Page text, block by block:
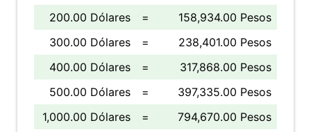
200.00 Dólares
=
158,934.00 Pesos
300.00 Dólares
=
238,401.00 Pesos
400.00 Dólares
=
317,868.00 Pesos
500.00 Dólares
=
397,335.00 Pesos
1,000.00 Dólares
=
794,670.00 Pesos